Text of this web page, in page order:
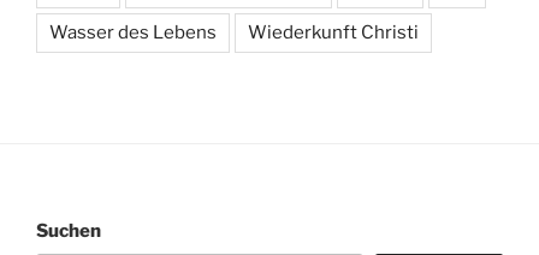
Wasser des Lebens Wiederkunft Christi
Suchen